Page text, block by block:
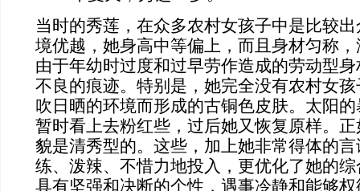
当时的秀莲，在众多农村女孩子中是比较
境优越，她身高中等偏上，而且身材匀称
由于年幼时过度和过早劳作造成的劳动型
不良的痕迹。特别是，她完全没有农村女
吹日晒的环境而形成的古铜色皮肤。太阳
暂时看上去粉红些，过后她又恢复原样。
貌是清秀型的。这些，加上她非常得体的
练、泼辣、不惜力地投入，更优化了她的
具有坚强和决断的个性，遇事冷静和能够